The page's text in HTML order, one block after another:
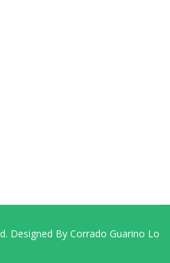
Designed By Corrado Guarino Lo